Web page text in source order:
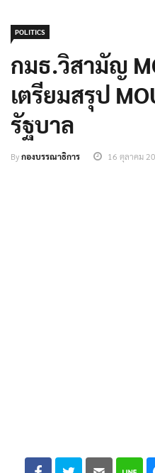
POLITICS
กมธ.วิสามัญ
เตรียมสรุป
รัฐบาล
Byกองบรรณาธิการ 16 ตุลาคม